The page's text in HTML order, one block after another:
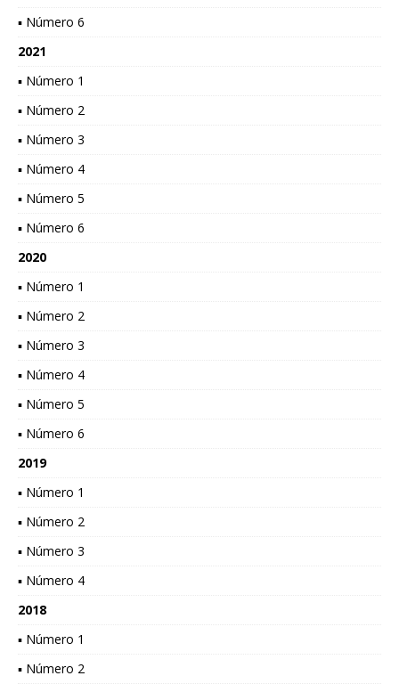
▪ Número 6
2021
▪ Número 1
▪ Número 2
▪ Número 3
▪ Número 4
▪ Número 5
▪ Número 6
2020
▪ Número 1
▪ Número 2
▪ Número 3
▪ Número 4
▪ Número 5
▪ Número 6
2019
▪ Número 1
▪ Número 2
▪ Número 3
▪ Número 4
2018
▪ Número 1
▪ Número 2